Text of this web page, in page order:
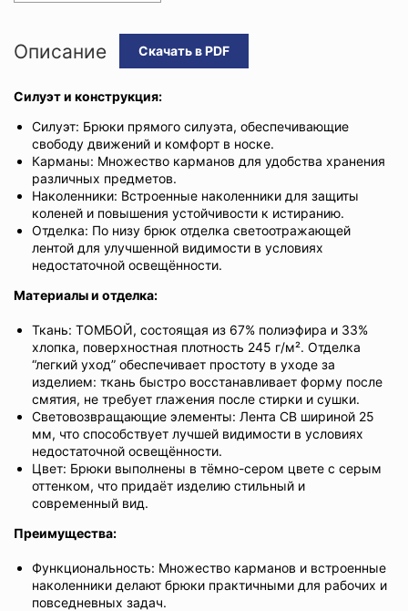
Описание Скачать в PDF
Силуэт и конструкция:
Силуэт: Брюки прямого силуэта, обеспечивающие
свободу движений и комфорт в носке.
Карманы: Множество карманов для удобства хранения
различных предметов.
Наколенники: Встроенные наколенники для защиты
коленей и повышения устойчивости к истиранию.
Отделка: По низу брюк отделка светоотражающей
лентой для улучшенной видимости в условиях
недостаточной освещённости.
Материалы и отделка:
Ткань: ТОМБОЙ, состоящая из 67% полиэфира и 33%
хлопка, поверхностная плотность 245 г/м². Отделка
“легкий уход” обеспечивает простоту в уходе за
изделием: ткань быстро восстанавливает форму после
смятия, не требует глажения после стирки и сушки.
Световозвращающие элементы: Лента СВ шириной 25
мм, что способствует лучшей видимости в условиях
недостаточной освещённости.
Цвет: Брюки выполнены в тёмно-сером цвете с серым
оттенком, что придаёт изделию стильный и
современный вид.
Преимущества:
Функциональность: Множество карманов и встроенные
наколенники делают брюки практичными для рабочих и
повседневных задач.